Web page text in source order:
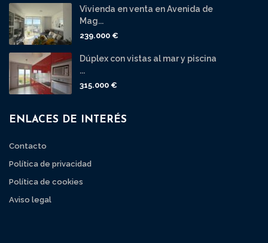
Vivienda en venta en Avenida de
Mag...
239.000 €
Dúplex con vistas al mar y piscina
...
315.000 €
ENLACES DE INTERÉS
Contacto
Política de privacidad
Política de cookies
Aviso legal